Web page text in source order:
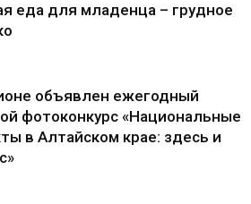
еда для младенца – грудное
объявлен ежегодный
фотоконкурс «Национальные
в Алтайском крае: здесь и